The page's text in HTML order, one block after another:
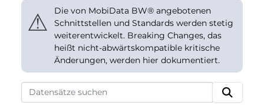
⚠
Die von MobiData BW® angebotenen
Schnittstellen und Standards werden stetig
weiterentwickelt. Breaking Changes, das
heißt nicht-abwärtskompatible kritische
Änderungen, werden hier dokumentiert.